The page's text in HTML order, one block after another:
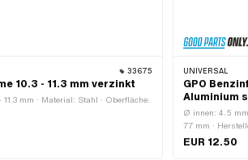
33675
10.3 - 11.3 mm verzinkt
mm · Material: Stahl · Oberfläche:
UNIVERSAL
GPO
Aluminium
Ø innen: 4.5
77 mm ·
Oberfläche:
EUR 12.50